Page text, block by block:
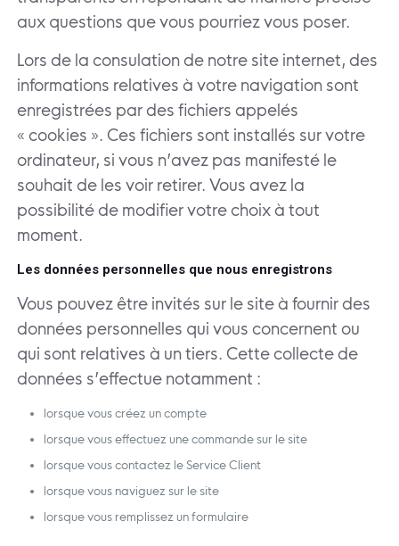
aux questions que vous pourriez vous poser.
Lors de la consulation de notre site internet, des
informations relatives à votre navigation sont
enregistrées par des fichiers appelés
« cookies ». Ces fichiers sont installés sur votre
ordinateur, si vous n’avez pas manifesté le
souhait de les voir retirer. Vous avez la
possibilité de modifier votre choix à tout
moment.
Les données personnelles que nous enregistrons
Vous pouvez être invités sur le site à fournir des
données personnelles qui vous concernent ou
qui sont relatives à un tiers. Cette collecte de
données s’effectue notamment :
lorsque vous créez un compte
lorsque vous effectuez une commande sur le site
lorsque vous contactez le Service Client
lorsque vous naviguez sur le site
lorsque vous remplissez un formulaire